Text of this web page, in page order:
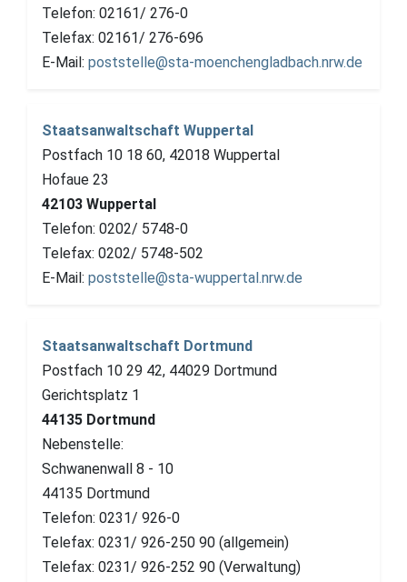
Telefon: 02161/ 276-0
Telefax: 02161/ 276-696
E-Mail: poststelle@sta-moenchengladbach.nrw.de
Staatsanwaltschaft Wuppertal
Postfach 10 18 60, 42018 Wuppertal
Hofaue 23
42103 Wuppertal
Telefon: 0202/ 5748-0
Telefax: 0202/ 5748-502
E-Mail: poststelle@sta-wuppertal.nrw.de
Staatsanwaltschaft Dortmund
Postfach 10 29 42, 44029 Dortmund
Gerichtsplatz 1
44135 Dortmund
Nebenstelle:
Schwanenwall 8 - 10
44135 Dortmund
Telefon: 0231/ 926-0
Telefax: 0231/ 926-250 90 (allgemein)
Telefax: 0231/ 926-252 90 (Verwaltung)